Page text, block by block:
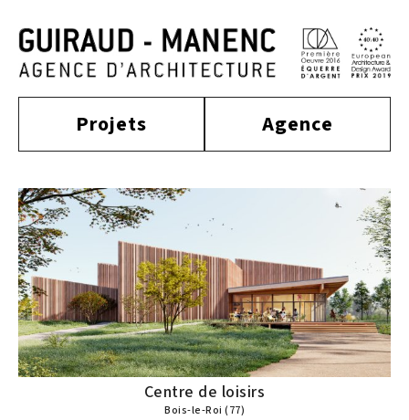
Projets Agence
construit
culture
tertiaire
habitat
enseignement
sport
équipement
mobilité
actualité
approche
équipe
distinctions
publications
contact
Centre de loisirs
Bois-le-Roi (77)